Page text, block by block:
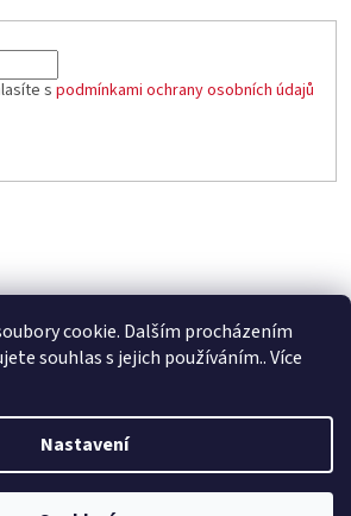
cookie. Dalším procházením
souhlas s jejich používáním.. Více
Nastavení
s podmínkami ochrany osobních údajů
. Všechna práva vyhrazena.Upravit